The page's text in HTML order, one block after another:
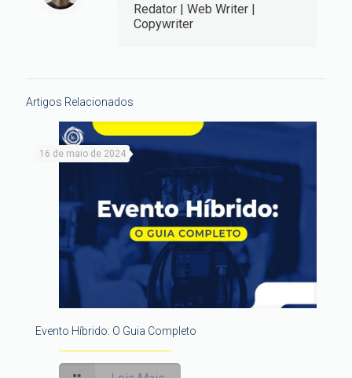
Redator | Web Writer |
Copywriter
Artigos Relacionados
16 de maio de 2024
Evento Híbrido: O Guia Completo